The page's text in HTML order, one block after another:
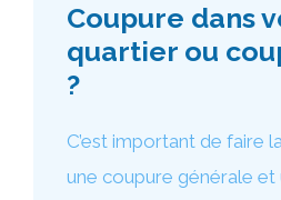
Coupure dans
quartier ou
?
C’est important de faire
une coupure générale et